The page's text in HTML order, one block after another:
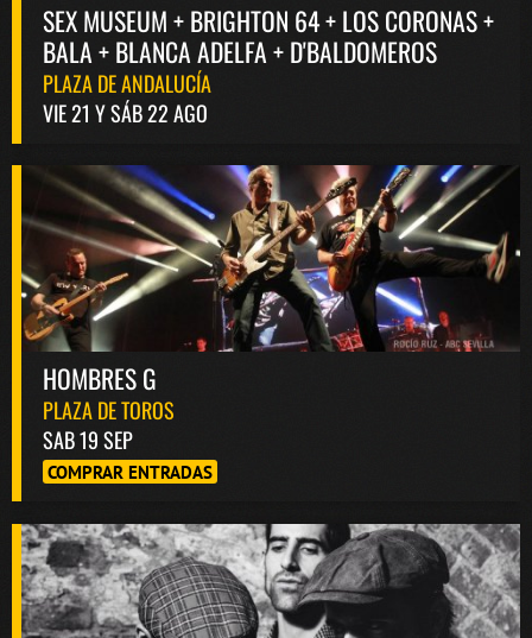
SEX MUSEUM + BRIGHTON 64 + LOS CORONAS +
BALA + BLANCA ADELFA + D'BALDOMEROS
PLAZA DE ANDALUCÍA
VIE 21 Y SÁB 22 AGO
HOMBRES G
PLAZA DE TOROS
SAB 19 SEP
COMPRAR ENTRADAS